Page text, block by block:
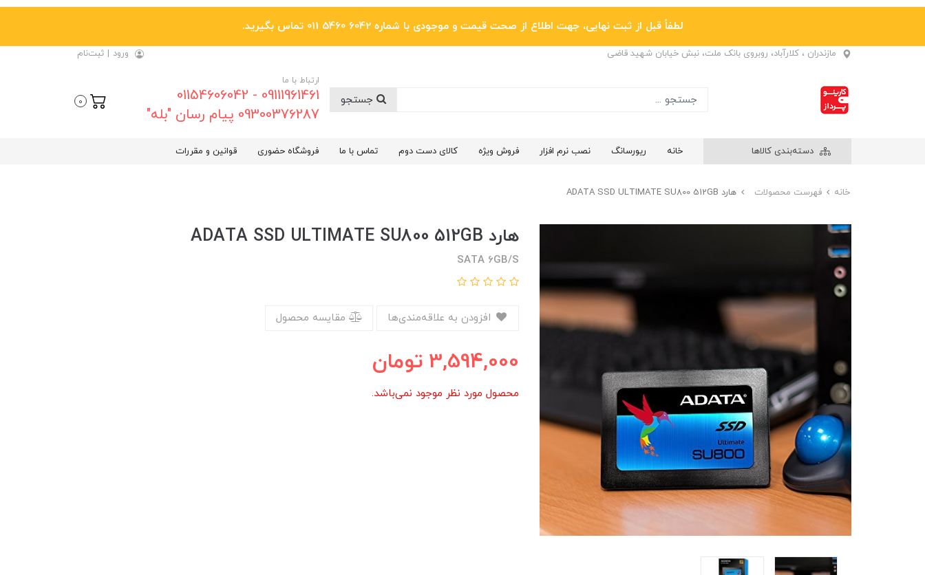
لطفاً قبل از ثبت نهایی، جهت اطلاع از صحت قیمت و موجودی با شماره 6042 5460 011 تماس بگیرید.
مازندران ، کلارآباد، روبروی بانک ملت، نبش خیابان شهید قاضی ورود | ثبت‌نام
ارتباط با ما
09111961461 - 01154606042
09300376287 پیام رسان "بله"
0
دسته‌بندی کالاها خانه ریورسانگ نصب نرم افزار فروش ویژه کالای دست دوم تماس با ما فروشگاه حضوری قوانین و مقررات
خانه فهرست محصولات هارد ADATA SSD ULTIMATE SU800 512GB
هارد ADATA SSD ULTIMATE SU800 512GB
SATA 6GB/S
مقایسه محصول
3,594,000 تومان
محصول مورد نظر موجود نمی‌باشد.